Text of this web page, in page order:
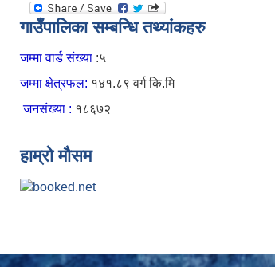
गाउँपालिका सम्बन्धि तथ्यांकहरु
जम्मा वार्ड संख्या :५
जम्मा क्षेत्रफल: १४१.८९ वर्ग कि.मि
जनसंख्या : १८६७२
हाम्रो मौसम